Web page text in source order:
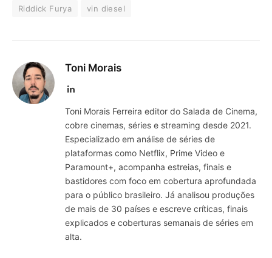
Riddick Furya
vin diesel
Toni Morais
LinkedIn
Toni Morais Ferreira editor do Salada de Cinema,
cobre cinemas, séries e streaming desde 2021.
Especializado em análise de séries de
plataformas como Netflix, Prime Video e
Paramount+, acompanha estreias, finais e
bastidores com foco em cobertura aprofundada
para o público brasileiro. Já analisou produções
de mais de 30 países e escreve críticas, finais
explicados e coberturas semanais de séries em
alta.